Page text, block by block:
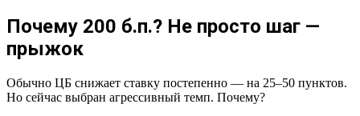
Итог: экономика переходит на новый режим
Почему 200 б.п.? Не просто шаг —
прыжок
Обычно ЦБ снижает ставку постепенно — на 25–50 пунктов.
Но сейчас выбран агрессивный темп. Почему?